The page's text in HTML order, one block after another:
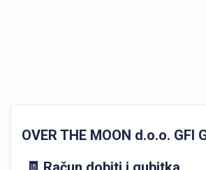
OVER THE MOON d.o.o.